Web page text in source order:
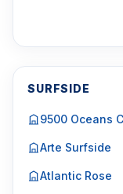
SURFSIDE
9500 Oceans
Arte Surfside
Atlantic Rose